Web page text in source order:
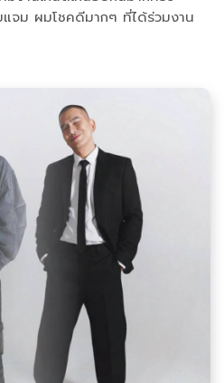
จม ผมโชคดีมากๆ ที่ได้ร่วมงาน